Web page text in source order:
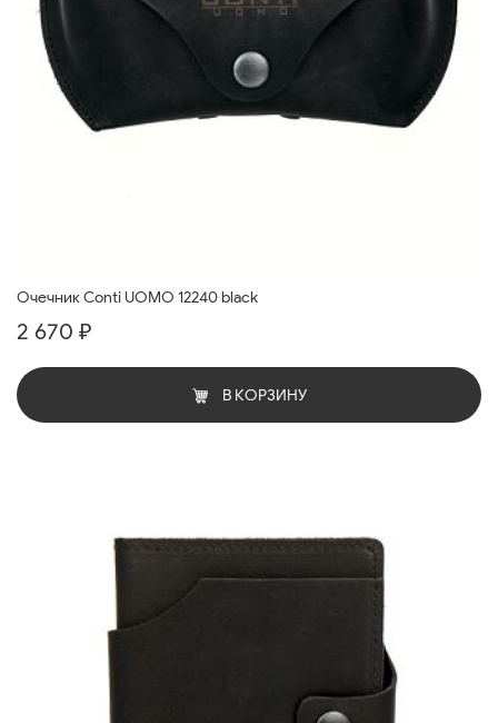
Очечник Conti UOMO 12240 black
2 670 ₽
В КОРЗИНУ